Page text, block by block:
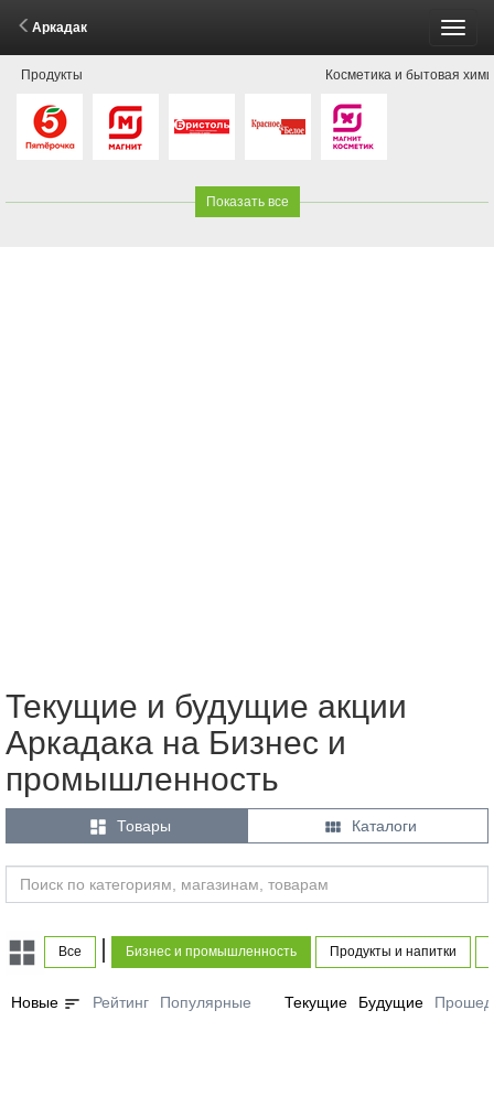
Аркадак
Продукты Косметика и бытовая
Показать все
Текущие и будущие акции
Аркадака на Бизнес и
промышленность
 Товары  Каталоги
Все Бизнес и промышленность Продукты и напитки
Новые sort Рейтинг Популярные Текущие Будущие